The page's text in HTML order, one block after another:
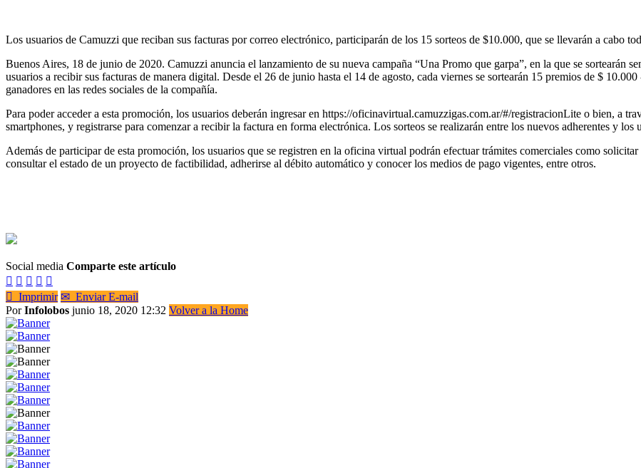
Los usuarios de Camuzzi que reciban sus facturas por correo electrónico, participarán de los 15 sorteos de $10.000, que se llevarán a cabo
Buenos Aires, 18 de junio de 2020. Camuzzi anuncia el lanzamiento de su nueva campaña “Una Promo que garpa”, en la que se sortearán
usuarios a recibir sus facturas de manera digital. Desde el 26 de junio hasta el 14 de agosto, cada viernes se sortearán 15 premios de $
ganadores en las redes sociales de la compañía.
Para poder acceder a esta promoción, los usuarios deberán ingresar en https://oficinavirtual.camuzzigas.com.ar/#/registracionLite o bien, a
smartphones, y registrarse para comenzar a recibir la factura en forma electrónica. Los sorteos se realizarán entre los nuevos adherentes y los
Además de participar de esta promoción, los usuarios que se registren en la oficina virtual podrán efectuar trámites comerciales como
consultar el estado de un proyecto de factibilidad, adherirse al débito automático y conocer los medios de pago vigentes, entre otros.
Social media Comparte este artículo
    
 Imprimir ✉ Enviar E-mail
PorInfolobos junio 18, 2020 12:32 Volver a la Home